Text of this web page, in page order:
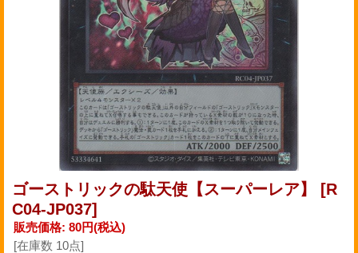
ゴーストリックの駄天使【スーパーレア】 [R
C04-JP037]
販売価格: 80円(税込)
[在庫数 10点]